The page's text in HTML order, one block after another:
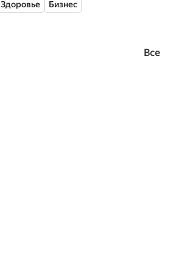
Здоровье Бизнес
Все